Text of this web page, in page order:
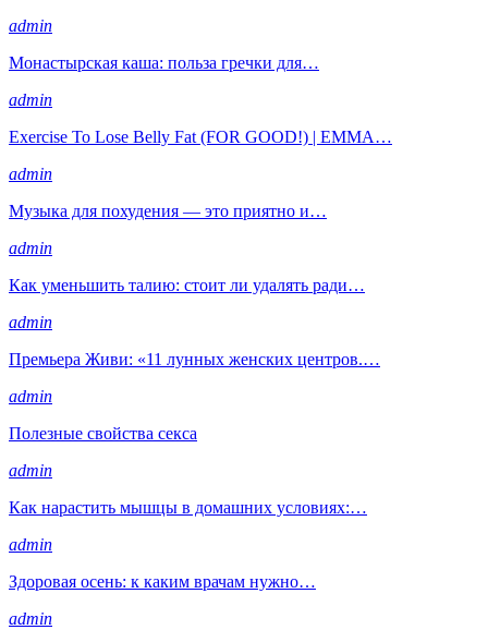
admin
Монастырская каша: польза гречки для…
admin
Exercise To Lose Belly Fat (FOR GOOD!) | EMMA…
admin
Музыка для похудения — это приятно и…
admin
Как уменьшить талию: стоит ли удалять ради…
admin
Премьера Живи: «11 лунных женских центров.…
admin
Полезные свойства секса
admin
Как нарастить мышцы в домашних условиях:…
admin
Здоровая осень: к каким врачам нужно…
admin